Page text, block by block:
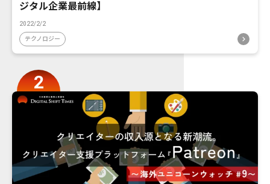
ジタル企業最前線】
2022/2/2
テクノロジー